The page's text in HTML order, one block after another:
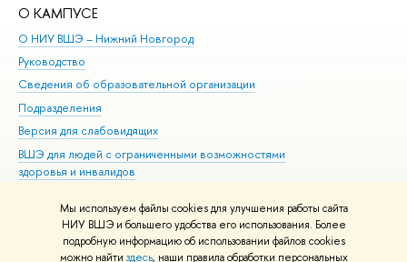
Мы используем файлы cookies для улучшения работы сайта
НИУ ВШЭ и большего удобства его использования. Более
подробную информацию об использовании файлов cookies
можно найти здесь, наши правила обработки персональных
О КАМПУСЕ
О НИУ ВШЭ – Нижний Новгород
Руководство
Сведения об образовательной организации
Подразделения
Версия для слабовидящих
ВШЭ для людей с ограниченными возможностями
здоровья и инвалидов